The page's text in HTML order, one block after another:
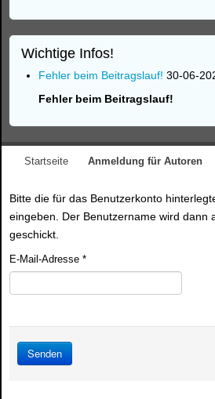
Wichtige Infos!
Fehler beim Beitragslauf! 30-06-
Fehler beim Beitragslauf!
Startseite Anmeldung für Autoren
Bitte die für das Benutzerkonto
eingeben. Der Benutzername wird dann
geschickt.
E-Mail-Adresse *
Senden